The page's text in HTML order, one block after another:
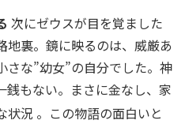
次にゼウスが目を覚ました
地裏。鏡に映るのは、威厳あ
さな”幼女”の自分でした。神
銭もない。まさに金なし、家
状況 。この物語の面白いと